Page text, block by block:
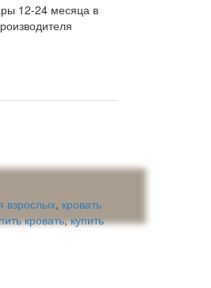
12-24 месяца в
взрослых, кровать
кровать,купить